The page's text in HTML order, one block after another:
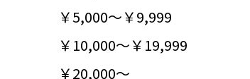
￥5,000～￥9,999
￥10,000～￥19,999
￥20,000～